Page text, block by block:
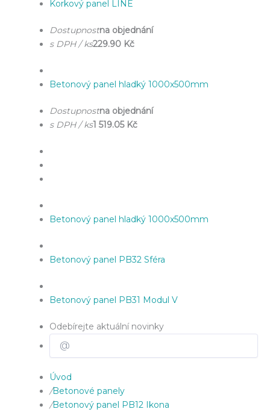
Korkový panel LINE
Dostupnostna objednání
s DPH / ks229.90 Kč
Betonový panel hladký 1000x500mm
Dostupnostna objednání
s DPH / ks1 519.05 Kč
Betonový panel hladký 1000x500mm
Betonový panel PB32 Sféra
Betonový panel PB31 Modul V
Odebírejte aktuální novinky
Úvod
/Betonové panely
/Betonový panel PB12 Ikona